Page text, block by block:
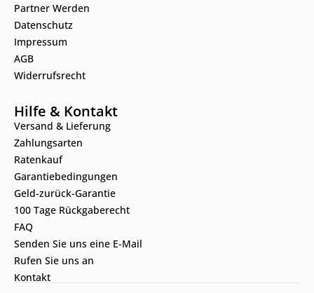
Partner Werden
Datenschutz
Impressum
AGB
Widerrufsrecht
Hilfe & Kontakt
Versand & Lieferung
Zahlungsarten
Ratenkauf
Garantiebedingungen
Geld-zurück-Garantie
100 Tage Rückgaberecht
FAQ
Senden Sie uns eine E-Mail
Rufen Sie uns an
Kontakt